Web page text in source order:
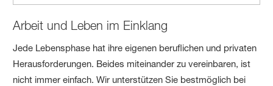
Arbeit und Leben im Einklang
Jede Lebensphase hat ihre eigenen beruflichen und privaten
Herausforderungen. Beides miteinander zu vereinbaren, ist
nicht immer einfach. Wir unterstützen Sie bestmöglich bei